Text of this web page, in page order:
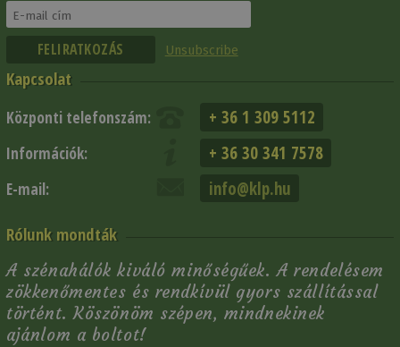
Unsubscribe
Kapcsolat
Központi telefonszám: + 36 1 309 5112
Információk: + 36 30 341 7578
E-mail: info@klp.hu
Rólunk mondták
A szénahálók kiváló minőségűek. A rendelésem
zökkenőmentes és rendkívül gyors szállítással
történt. Köszönöm szépen, mindnekinek
ajánlom a boltot!